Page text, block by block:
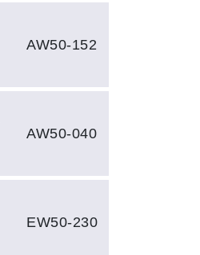
AW50-152
AW50-040
EW50-230